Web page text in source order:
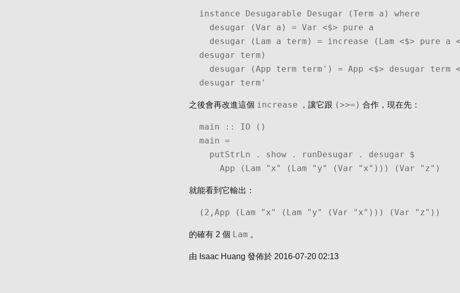
instance Desugarable Desugar (Term a) where
desugar term)
desugar term'
之後會再改進這個 increase ，讓它跟 (>>=) 合作，現在先：
main :: IO ()
main =
    App (Lam "x" (Lam "y" (Var "x"))) (Var "z")
就能看到它輸出：
(2,App (Lam "x" (Lam "y" (Var "x"))) (Var "z"))
的確有 2 個 Lam 。
由 Isaac Huang 發佈於 2016-07-20 02:13